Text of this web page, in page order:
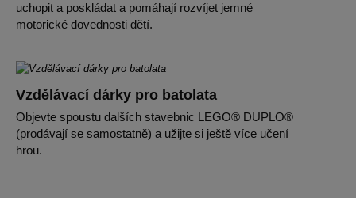
uchopit a poskládat a pomáhají rozvíjet jemné
motorické dovednosti dětí.
Vzdělávací dárky pro batolata
Objevte spoustu dalších stavebnic LEGO® DUPLO®
(prodávají se samostatně) a užijte si ještě více učení
hrou.